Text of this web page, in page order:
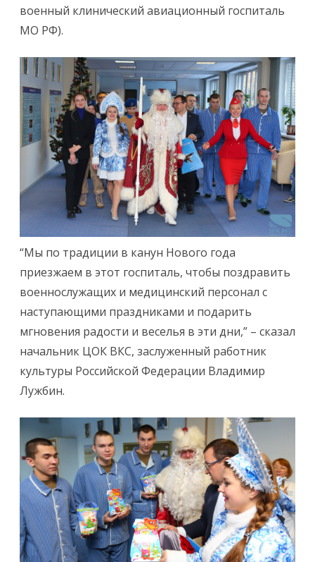
военный клинический авиационный госпиталь
МО РФ).
“Мы по традиции в канун Нового года
приезжаем в этот госпиталь, чтобы поздравить
военнослужащих и медицинский персонал с
наступающими праздниками и подарить
мгновения радости и веселья в эти дни,” – сказал
начальник ЦОК ВКС, заслуженный работник
культуры Российской Федерации Владимир
Лужбин.